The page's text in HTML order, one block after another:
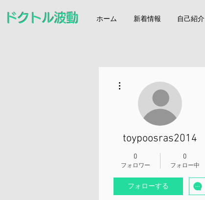
ドクトル波動 ホーム 新着情報 自己紹介
toypoosras2014
0
フォロワー
0
フォロー中
フォローする